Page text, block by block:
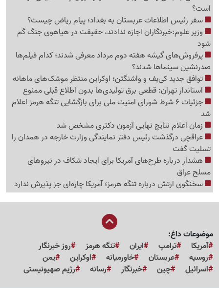
است؟
سفر رئیس اطلاعات عربستان به بغداد؛ پیام ریاض چیست؟
وزیر علوم:خبرنگاران اجازه ندادند، حقیقت در هیاهوی جنگ گم
شود
پرفروش‌های گیشه هفته دوم مرداد معرفی شدند؛ کدام فیلم‌ها
صدرنشین سینماها شدند؟
توافق جدید کی‌یف و واشنگتن؛ اوکراین منتظر موشک‌های ماهانه
استاندار تهران: قطعی برق تولیدی‌ها بدون اطلاع قبلی ممنوع
جزئیات 6 شرط شورای امنیت ملی برای بازگشایی تنگه هرمز اعلام
شد
زمان اعلام نتایج نهایی آزمون دکتری مشخص شد
عراقچی درگذشت رئیس دفتر نمایندگی وزارت خارجه در همدان را
تسلیت گفت
هشدار درباره طرح‌های آمریکا برای ایجاد شکاف در نیروهای
مسلح عراق
سخنگوی ارتش درباره تنگه هرمز؛ آمریکا چاره‌ای جز پذیرش ندارد
موضوعات داغ:
آمریکا
ترامپ ایران تنگه هرمز
روز خبرنگار
روسیه
عربستان خاورمیانه اوکراین
یمن
اسرائیل
چین خبرنگار رسانه رژیم صهیونیستی